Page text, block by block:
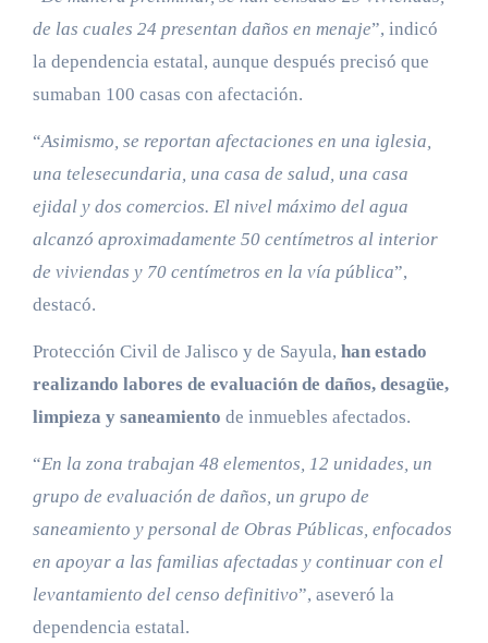
de las cuales 24 presentan daños en menaje”, indicó
la dependencia estatal, aunque después precisó que
sumaban 100 casas con afectación.
“Asimismo, se reportan afectaciones en una iglesia,
una telesecundaria, una casa de salud, una casa
ejidal y dos comercios. El nivel máximo del agua
alcanzó aproximadamente 50 centímetros al interior
de viviendas y 70 centímetros en la vía pública”,
destacó.
Protección Civil de Jalisco y de Sayula, han estado
realizando labores de evaluación de daños, desagüe,
limpieza y saneamiento de inmuebles afectados.
“En la zona trabajan 48 elementos, 12 unidades, un
grupo de evaluación de daños, un grupo de
saneamiento y personal de Obras Públicas, enfocados
en apoyar a las familias afectadas y continuar con el
levantamiento del censo definitivo”, aseveró la
dependencia estatal.